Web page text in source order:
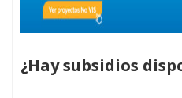
¿Hay subsidios